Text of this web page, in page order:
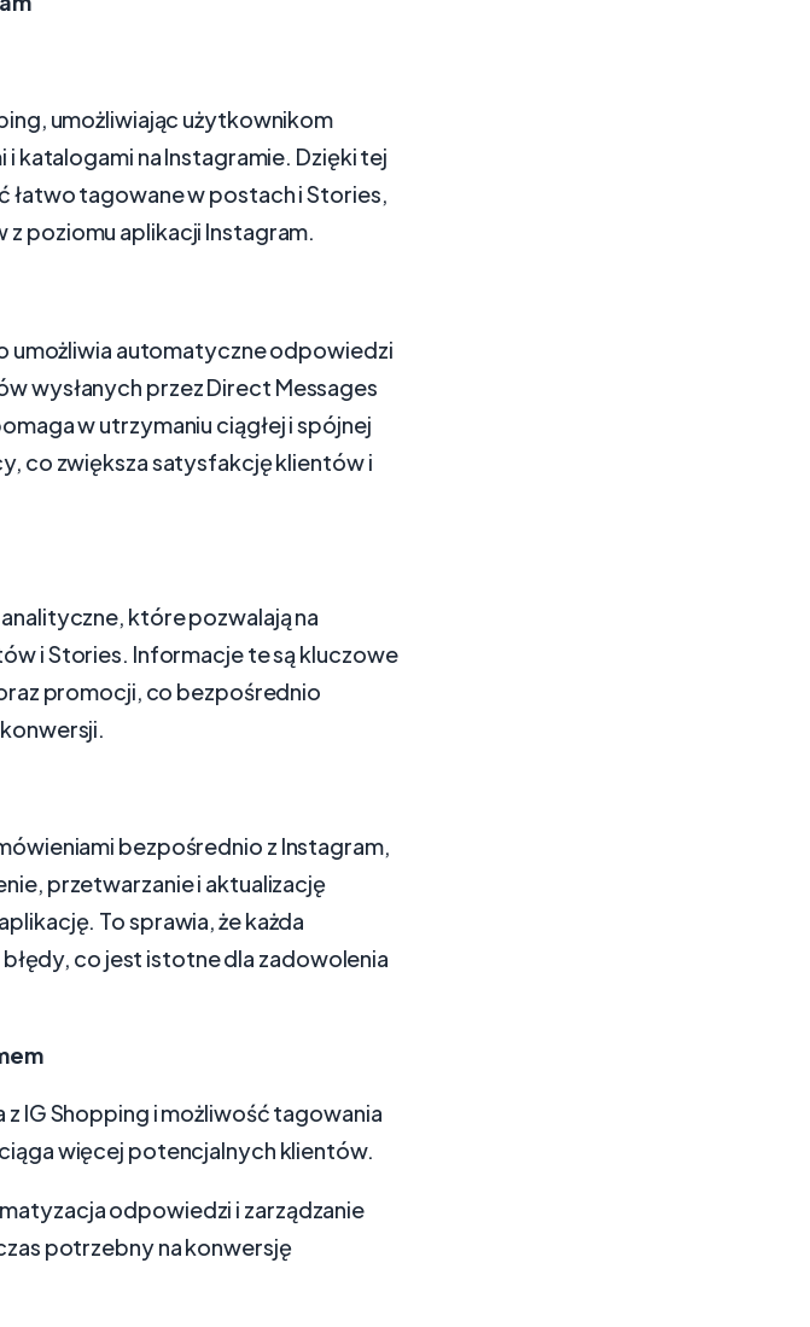
umożliwiając użytkownikom
katalogami na Instagramie. Dzięki tej
tagowane w postach i Stories,
poziomu aplikacji Instagram.
umożliwia automatyczne odpowiedzi
wysłanych przez Direct Messages
w utrzymaniu ciągłej i spójnej
co zwiększa satysfakcję klientów i
które pozwalają na
i Stories. Informacje te są kluczowe
promocji, co bezpośrednio
bezpośrednio z Instagram,
przetwarzanie i aktualizację
To sprawia, że każda
co jest istotne dla zadowolenia
IG Shopping i możliwość tagowania
więcej potencjalnych klientów.
odpowiedzi i zarządzanie
potrzebny na konwersję